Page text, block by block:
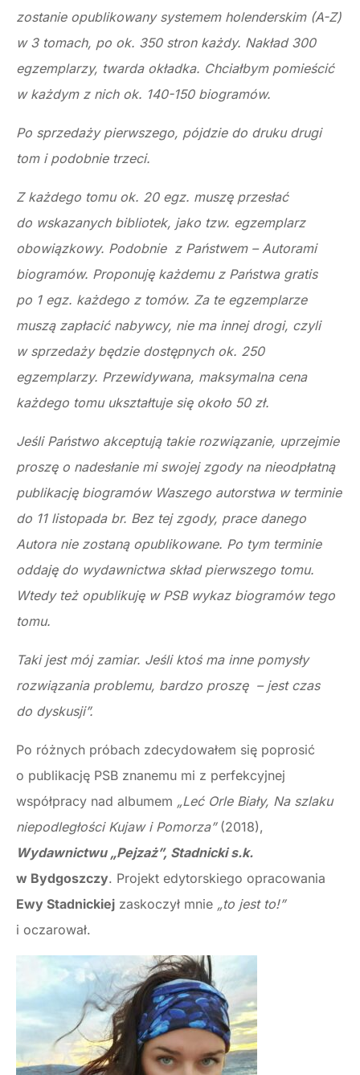
zostanie opublikowany systemem holenderskim (A-Z)
w 3 tomach, po ok. 350 stron każdy. Nakład 300
egzemplarzy, twarda okładka. Chciałbym pomieścić
w każdym z nich ok. 140-150 biogramów.
Po sprzedaży pierwszego, pójdzie do druku drugi
tom i podobnie trzeci.
Z każdego tomu ok. 20 egz. muszę przesłać
do wskazanych bibliotek, jako tzw. egzemplarz
obowiązkowy. Podobnie z Państwem – Autorami
biogramów. Proponuję każdemu z Państwa gratis
po 1 egz. każdego z tomów. Za te egzemplarze
muszą zapłacić nabywcy, nie ma innej drogi, czyli
w sprzedaży będzie dostępnych ok. 250
egzemplarzy. Przewidywana, maksymalna cena
każdego tomu ukształtuje się około 50 zł.
Jeśli Państwo akceptują takie rozwiązanie, uprzejmie
proszę o nadesłanie mi swojej zgody na nieodpłatną
publikację biogramów Waszego autorstwa w terminie
do 11 listopada br. Bez tej zgody, prace danego
Autora nie zostaną opublikowane. Po tym terminie
oddaję do wydawnictwa skład pierwszego tomu.
Wtedy też opublikuję w PSB wykaz biogramów tego
tomu.
Taki jest mój zamiar. Jeśli ktoś ma inne pomysły
rozwiązania problemu, bardzo proszę – jest czas
do dyskusji”.
Po różnych próbach zdecydowałem się poprosić
o publikację PSB znanemu mi z perfekcyjnej
współpracy nad albumem „Leć Orle Biały, Na szlaku
niepodległości Kujaw i Pomorza”(2018),
Wydawnictwu „Pejzaż”, Stadnicki s.k.
w Bydgoszczy. Projekt edytorskiego opracowania
Ewy Stadnickiej zaskoczył mnie „to jest to!”
i oczarował.